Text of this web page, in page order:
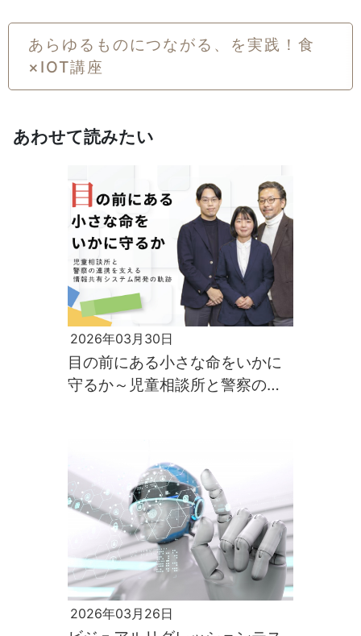
あらゆるものにつながる、を実践！食
×IOT講座
あわせて読みたい
2026年03月30日
目の前にある小さな命をいかに
守るか～児童相談所と警察の連
2026年03月26日